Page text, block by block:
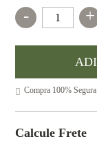
- +
Compra 100% Segura
Calcule Frete